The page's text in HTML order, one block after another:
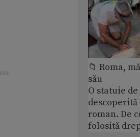
📁 Roma,
său
O statuie
roman. De
folosită